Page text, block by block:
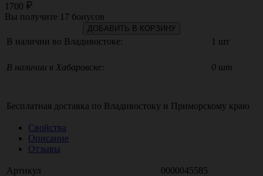
1700
Вы получите 17 бонусов
ДОБАВИТЬ В КОРЗИНУ
В наличии во Владивостоке: 1 шт
В наличии в Хабаровске: 0 шт
Бесплатная доставка по Владивостоку и Приморскому краю
Свойства
Описание
Отзывы
Артикул
0000045585